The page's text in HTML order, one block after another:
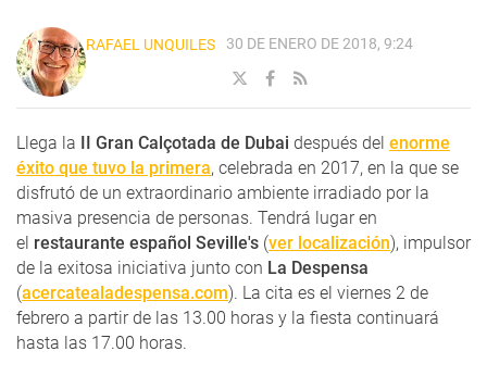
RAFAEL UNQUILES 30 DE ENERO DE 2018, 9:24
Llega la II Gran Calçotada de Dubai después del enorme
éxito que tuvo la primera, celebrada en 2017, en la que se
disfrutó de un extraordinario ambiente irradiado por la
masiva presencia de personas. Tendrá lugar en
el restaurante español Seville's (ver localización), impulsor
de la exitosa iniciativa junto con La Despensa
(acercatealadespensa.com). La cita es el viernes 2 de
febrero a partir de las 13.00 horas y la fiesta continuará
hasta las 17.00 horas.